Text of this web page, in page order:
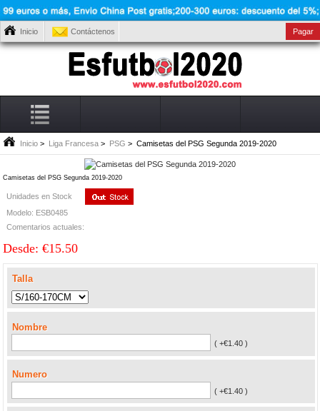
Inicio Contáctenos Pagar
Inicio > Liga Francesa > PSG > Camisetas del PSG Segunda 2019-2020
Camisetas del PSG Segunda 2019-2020
Unidades en Stock
Modelo: ESB0485
Comentarios actuales:
Desde: €15.50
Talla
Nombre
( +€1.40 )
Numero
( +€1.40 )